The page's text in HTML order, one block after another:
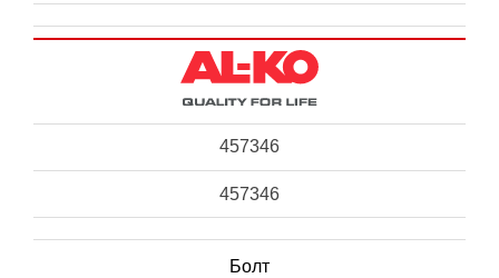
457346
457346
Болт